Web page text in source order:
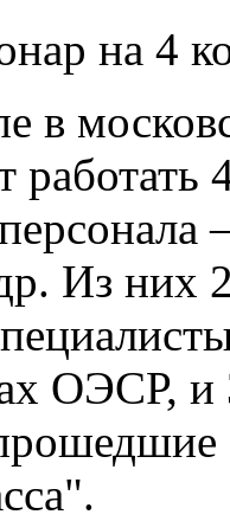
на 4
в
работать
Из них
ОЭСР, и